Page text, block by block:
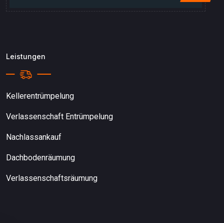
Leistungen
Kellerentrümpelung
Verlassenschaft Entrümpelung
Nachlassankauf
Dachbodenräumung
Verlassenschaftsräumung